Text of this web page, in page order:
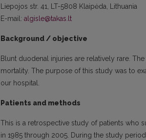
Liepojos str. 41, LT-5808 Klaipėda, Lithuania
E-mail: algisle@takas.lt
Background / objective
Blunt duodenal injuries are relatively rare.
mortality. The purpose of this study was to
our hospital.
Patients and methods
This is a retrospective study of patients who
in 1985 through 2005. During the study